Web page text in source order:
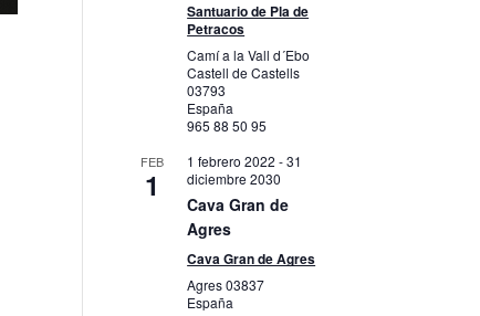
Santuario de Pla de
Petracos
Camí a la Vall d´Ebo
Castell de Castells
03793
España
965 88 50 95
FEB
1
1 febrero 2022 -31
diciembre 2030
Cava Gran de
Agres
Cava Gran de Agres
Agres03837
España